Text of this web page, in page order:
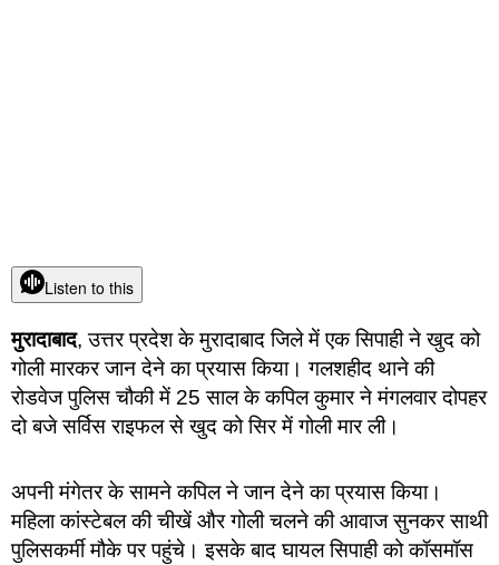
Listen to this
मुरादाबाद, उत्तर प्रदेश के मुरादाबाद जिले में एक सिपाही ने खुद को
गोली मारकर जान देने का प्रयास किया। गलशहीद थाने की
रोडवेज पुलिस चौकी में 25 साल के कपिल कुमार ने मंगलवार दोपहर
दो बजे सर्विस राइफल से खुद को सिर में गोली मार ली।
अपनी मंगेतर के सामने कपिल ने जान देने का प्रयास किया।
महिला कांस्टेबल की चीखें और गोली चलने की आवाज सुनकर साथी
पुलिसकर्मी मौके पर पहुंचे। इसके बाद घायल सिपाही को कॉसमॉस